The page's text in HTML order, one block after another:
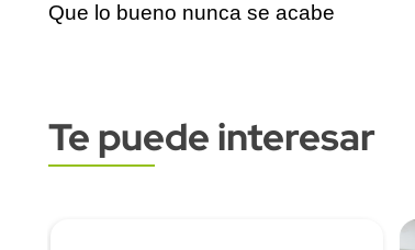
Que lo bueno nunca se acabe
Subtitulo
Te puede interesar